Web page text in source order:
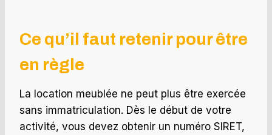
Ce qu’il faut retenir pour être
en règle
La location meublée ne peut plus être exercée
sans immatriculation. Dès le début de votre
activité, vous devez obtenir un numéro SIRET,